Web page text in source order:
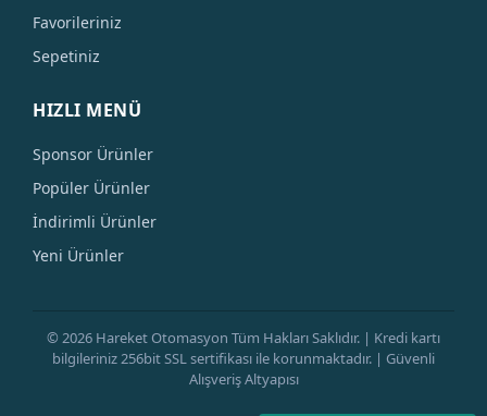
Favorileriniz
Sepetiniz
HIZLI MENÜ
Sponsor Ürünler
Popüler Ürünler
İndirimli Ürünler
Yeni Ürünler
© 2026 Hareket Otomasyon Tüm Hakları Saklıdır. | Kredi kartı
bilgileriniz 256bit SSL sertifikası ile korunmaktadır. | Güvenli
Alışveriş Altyapısı